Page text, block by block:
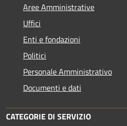
Aree Amministrative
Uffici
Enti e fondazioni
Politici
Personale Amministrativo
Documenti e dati
CATEGORIE DI SERVIZIO